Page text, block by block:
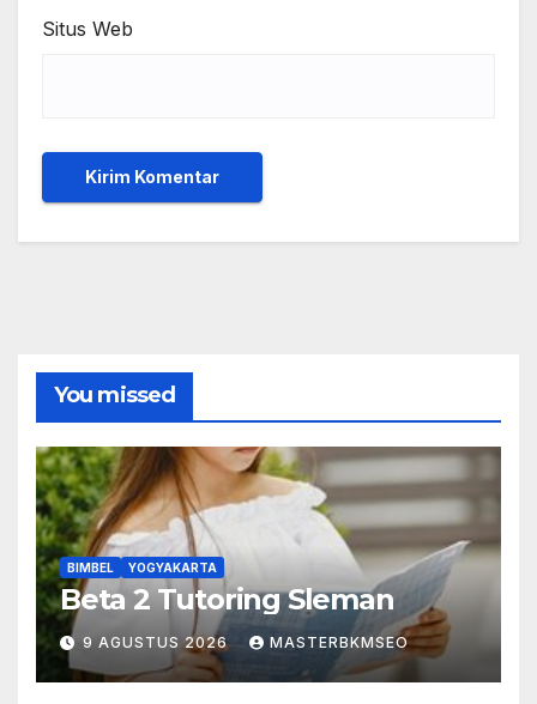
Situs Web
You missed
BIMBEL YOGYAKARTA
Beta 2 Tutoring Sleman
9 AGUSTUS 2026 MASTERBKMSEO